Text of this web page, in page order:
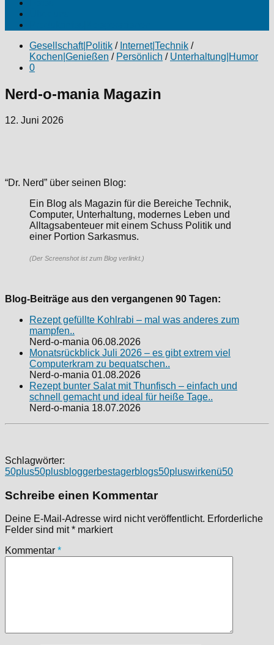
Gesellschaft|Politik / Internet|Technik /
Kochen|Genießen / Persönlich / Unterhaltung|Humor
0
Nerd-o-mania Magazin
12. Juni 2026
“Dr. Nerd” über seinen Blog:
Ein Blog als Magazin für die Bereiche Technik,
Computer, Unterhaltung, modernes Leben und
Alltagsabenteuer mit einem Schuss Politik und
einer Portion Sarkasmus.
(Der Screenshot ist zum Blog verlinkt.)
Blog-Beiträge aus den vergangenen 90 Tagen:
Rezept gefüllte Kohlrabi – mal was anderes zum
mampfen..
Nerd-o-mania 06.08.2026
Monatsrückblick Juli 2026 – es gibt extrem viel
Computerkram zu bequatschen..
Nerd-o-mania 01.08.2026
Rezept bunter Salat mit Thunfisch – einfach und
schnell gemacht und ideal für heiße Tage..
Nerd-o-mania 18.07.2026
Schlagwörter:
50plus50plusbloggerbestagerblogs50pluswirkenü50
Schreibe einen Kommentar
Deine E-Mail-Adresse wird nicht veröffentlicht. Erforderliche
Felder sind mit* markiert
Kommentar *